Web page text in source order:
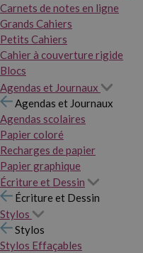
Carnets de notes en ligne
Grands Cahiers
Petits Cahiers
Cahier à couverture rigide
Blocs
Agendas et Journaux
Agendas et Journaux
Agendas scolaires
Papier coloré
Recharges de papier
Papier graphique
Écriture et Dessin
Écriture et Dessin
Stylos
Stylos
Stylos Effaçables